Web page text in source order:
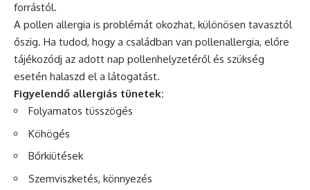
forrástól.
A pollen allergia is problémát okozhat, különösen tavasztól
őszig. Ha tudod, hogy a családban van pollenallergia, előre
tájékozódj az adott nap pollenhelyzetéről és szükség
esetén halaszd el a látogatást.
Figyelendő allergiás tünetek:
Folyamatos tüsszögés
Köhögés
Bőrkiütések
Szemviszketés, könnyezés